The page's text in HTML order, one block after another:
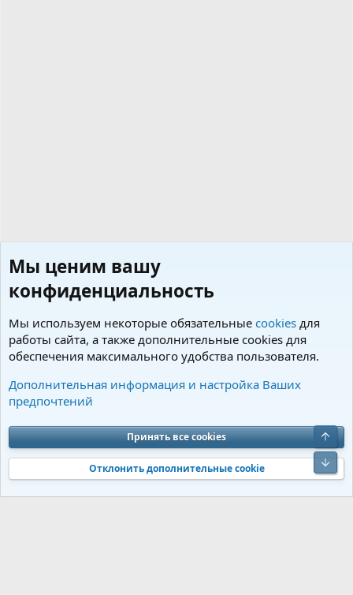
Теги
Cookies Charm by DCom
Обратная связь
Условия и правила
Политика конфиденциальности
Помощь
S
S
Community platform by XenForo® © 2010-2026 XenForo Ltd. Перевод от
Jumuro®|Media embeds via s9e/MediaSites
Мы ценим вашу
конфиденциальность
Мы используем некоторые обязательные cookies для
работы сайта, а также дополнительные cookies для
обеспечения максимального удобства пользователя.
Дополнительная информация и настройка Ваших
предпочтений
Принять все cookies
Отклонить дополнительные cookie
Верх
Низ